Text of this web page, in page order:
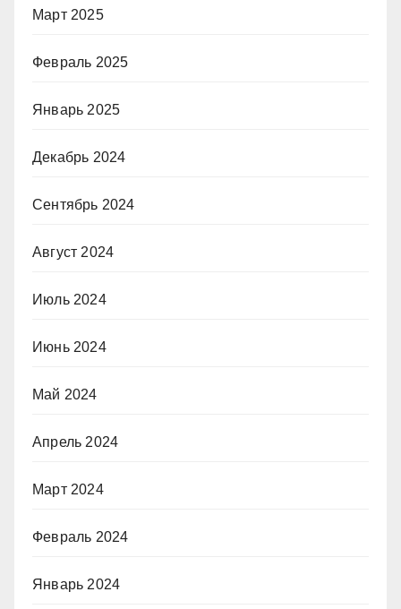
Март 2025
Февраль 2025
Январь 2025
Декабрь 2024
Сентябрь 2024
Август 2024
Июль 2024
Июнь 2024
Май 2024
Апрель 2024
Март 2024
Февраль 2024
Январь 2024